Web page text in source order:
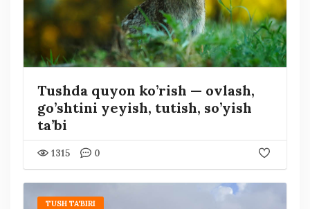
Tushda quyon ko’rish — ovlash,
go’shtini yeyish, tutish, so’yish
ta’bi
1315 0
TUSH TA'BIRI